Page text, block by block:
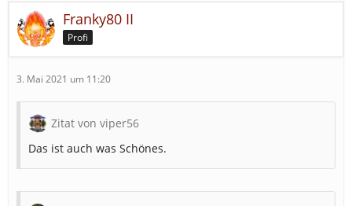
Franky80 II
Profi
3. Mai 2021 um 11:20
Zitat von viper56
Das ist auch was Schönes.